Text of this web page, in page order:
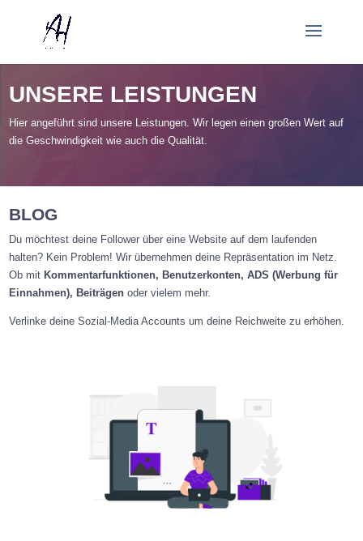
UNSERE LEISTUNGEN
Hier angeführt sind unsere Leistungen. Wir legen einen großen Wert auf
die Geschwindigkeit wie auch die Qualität.
BLOG
Du möchtest deine Follower über eine Website auf dem laufenden
halten? Kein Problem! Wir übernehmen deine Repräsentation im Netz.
Ob mit Kommentarfunktionen, Benutzerkonten, ADS (Werbung für
Einnahmen), Beiträgenoder vielem mehr.
Verlinke deine Sozial-Media Accounts um deine Reichweite zu erhöhen.